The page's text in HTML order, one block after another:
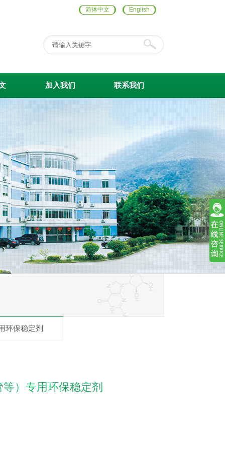
简体中文 English
加入我们 联系我们
环保稳定剂
）专用环保稳定剂